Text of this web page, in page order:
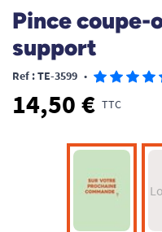
Pince coupe-
support
Ref : TE-3599 •
14,50 € TTC